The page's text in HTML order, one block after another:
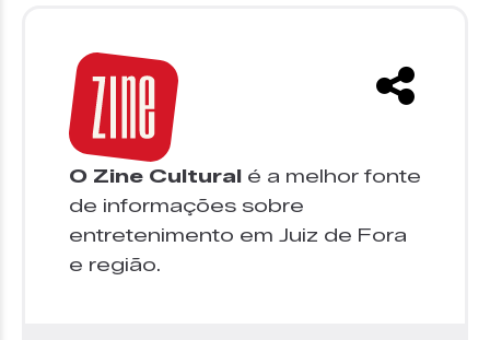
O Zine Cultural é a melhor fonte
de informações sobre
entretenimento em Juiz de Fora
e região.